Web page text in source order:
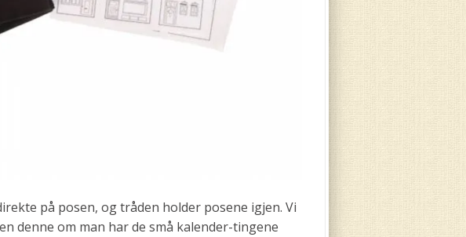
på posen, og tråden holder posene igjen. Vi
denne om man har de små kalender-tingene